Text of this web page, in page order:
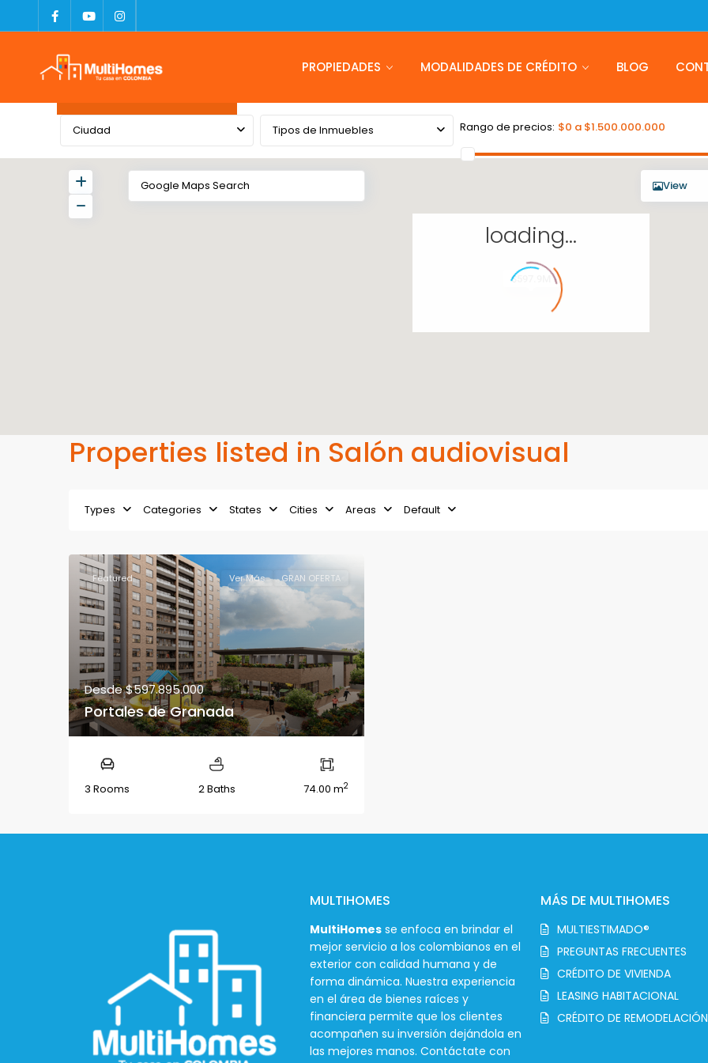
PROPIEDADES MODALIDADES DE CRÉDITO BLOG
Ciudad Tipos de Inmuebles Rango de precios: $0 a $1.500.000.000
$597.9M
loading...
View
Properties listed in Salón audiovisual
Types Categories States Cities Areas Default
Featured Ver Más GRAN OFERTA
Desde$597.895.000
Portales de Granada
3 Rooms 2 Baths 74.00 m2
MULTIHOMES
MultiHomesse enfoca en brindar el
mejor servicio a los colombianos en el
exterior con calidad humana y de
forma dinámica. Nuestra experiencia
en el área de bienes raíces y
financiera permite que los clientes
acompañen su inversión dejándola en
las mejores manos. Contáctate con
MÁS DE MULTIHOMES
MULTIESTIMADO®
PREGUNTAS FRECUENTES
CRÉDITO DE VIVIENDA
LEASING HABITACIONAL
CRÉDITO DE REMODELACIÓN